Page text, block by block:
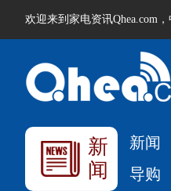
欢迎来到家电资讯Qhea.com
新
闻
新闻
导购